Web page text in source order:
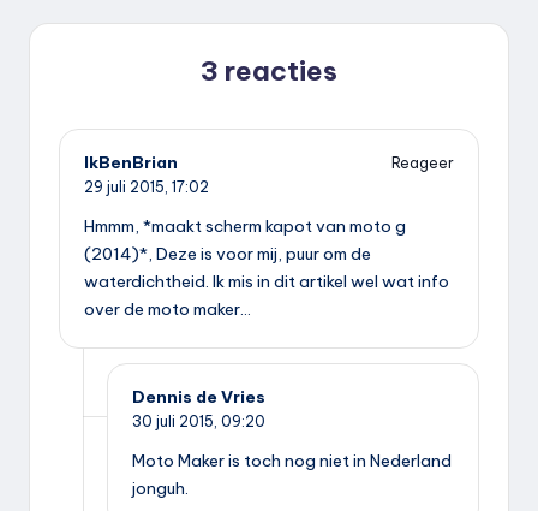
3 reacties
IkBenBrian
Reageer
29 juli 2015, 17:02
Hmmm, *maakt scherm kapot van moto g
(2014)*, Deze is voor mij, puur om de
waterdichtheid. Ik mis in dit artikel wel wat info
over de moto maker…
Dennis de Vries
30 juli 2015, 09:20
Moto Maker is toch nog niet in Nederland
jonguh.